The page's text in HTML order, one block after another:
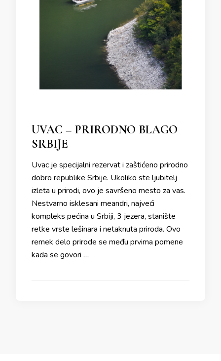
UVAC – PRIRODNO BLAGO
SRBIJE
Uvac je specijalni rezervat i zaštićeno prirodno
dobro republike Srbije. Ukoliko ste ljubitelj
izleta u prirodi, ovo je savršeno mesto za vas.
Nestvarno isklesani meandri, najveći
kompleks pećina u Srbiji, 3 jezera, stanište
retke vrste lešinara i netaknuta priroda. Ovo
remek delo prirode se među prvima pomene
kada se govori …